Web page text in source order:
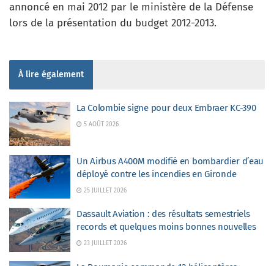
annoncé en mai 2012 par le ministère de la Défense
lors de la présentation du budget 2012-2013.
À lire également
La Colombie signe pour deux Embraer KC-390
5 AOÛT 2026
Un Airbus A400M modifié en bombardier d’eau
déployé contre les incendies en Gironde
25 JUILLET 2026
Dassault Aviation : des résultats semestriels
records et quelques moins bonnes nouvelles
23 JUILLET 2026